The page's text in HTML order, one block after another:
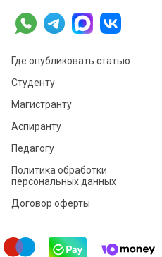
Где опубликовать статью
Студенту
Магистранту
Аспиранту
Педагогу
Политика обработки
персональных данных
Договор оферты